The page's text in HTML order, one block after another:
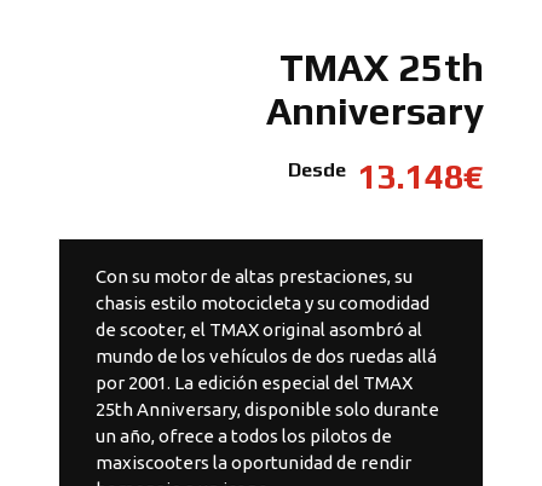
TMAX 25th
Anniversary
Desde 13.148€
Con su motor de altas prestaciones, su
chasis estilo motocicleta y su comodidad
de scooter, el TMAX original asombró al
mundo de los vehículos de dos ruedas allá
por 2001. La edición especial del TMAX
25th Anniversary, disponible solo durante
un año, ofrece a todos los pilotos de
maxiscooters la oportunidad de rendir